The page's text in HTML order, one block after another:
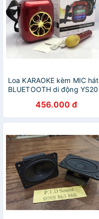
Loa KARAOKE kèm MIC hát
BLUETOOTH di động YS20
456.000 đ